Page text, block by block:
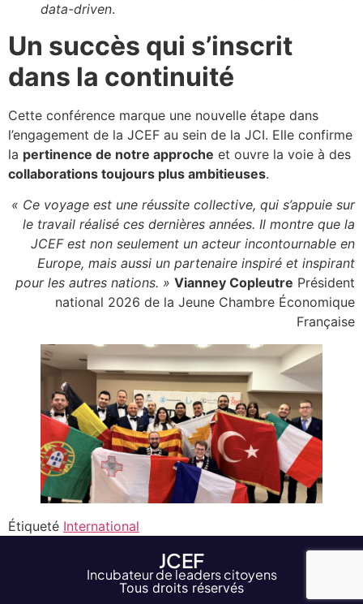
data-driven.
Un succès qui s’inscrit
dans la continuité
Cette conférence marque une nouvelle étape dans
l’engagement de la JCEF au sein de la JCI. Elle confirme
la pertinence de notre approche et ouvre la voie à des
collaborations toujours plus ambitieuses.
« Ce voyage est une réussite collective, qui s’appuie sur
le travail réalisé ces dernières années. Il montre que la
JCEF est non seulement un acteur incontournable en
Europe, mais aussi un partenaire inspiré et inspirant
pour les autres nations. » Vianney Copleutre Président
national 2026 de la Jeune Chambre Économique
Française
Étiqueté International
JCEF
Incubateur de leaders citoyens
Tous droits réservés